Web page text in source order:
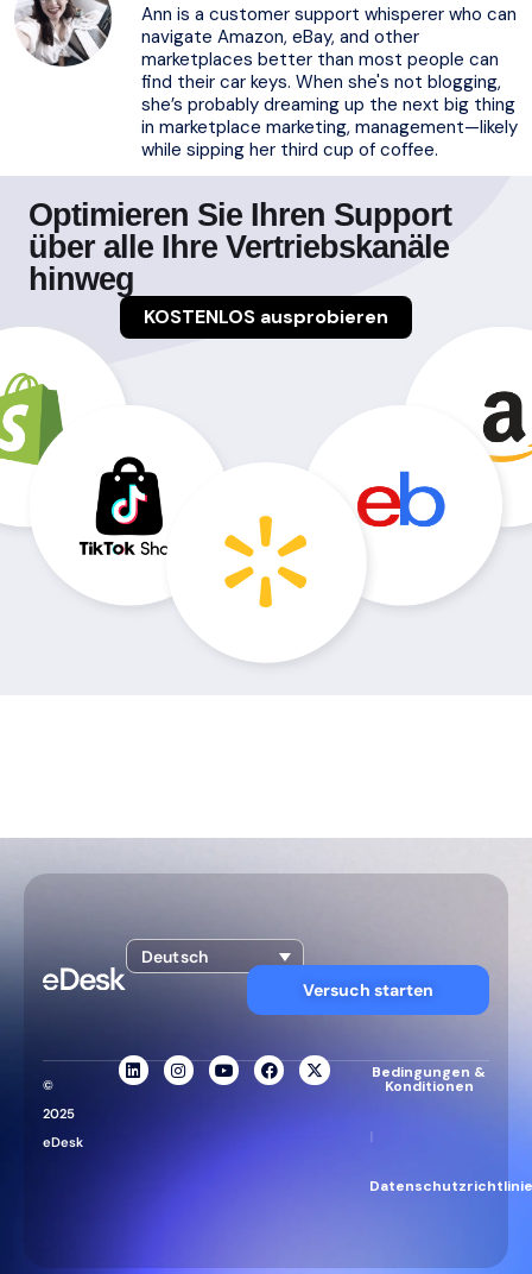
Ann is a customer support whisperer who can
navigate Amazon, eBay, and other
marketplaces better than most people can
find their car keys. When she's not blogging,
she’s probably dreaming up the next big thing
in marketplace marketing, management—likely
while sipping her third cup of coffee.
Optimieren Sie Ihren Support
über alle Ihre Vertriebskanäle
hinweg
KOSTENLOS ausprobieren
Deutsch
Versuch starten
©
2025
eDesk
Bedingungen &
Konditionen
|
Datenschutzrichtlinie